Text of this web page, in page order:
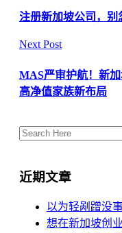
注册新加坡公司，别
Next Post
MAS严审护航！新
高净值家族新布局
近期文章
以为轻剐蹭没
想在新加坡创